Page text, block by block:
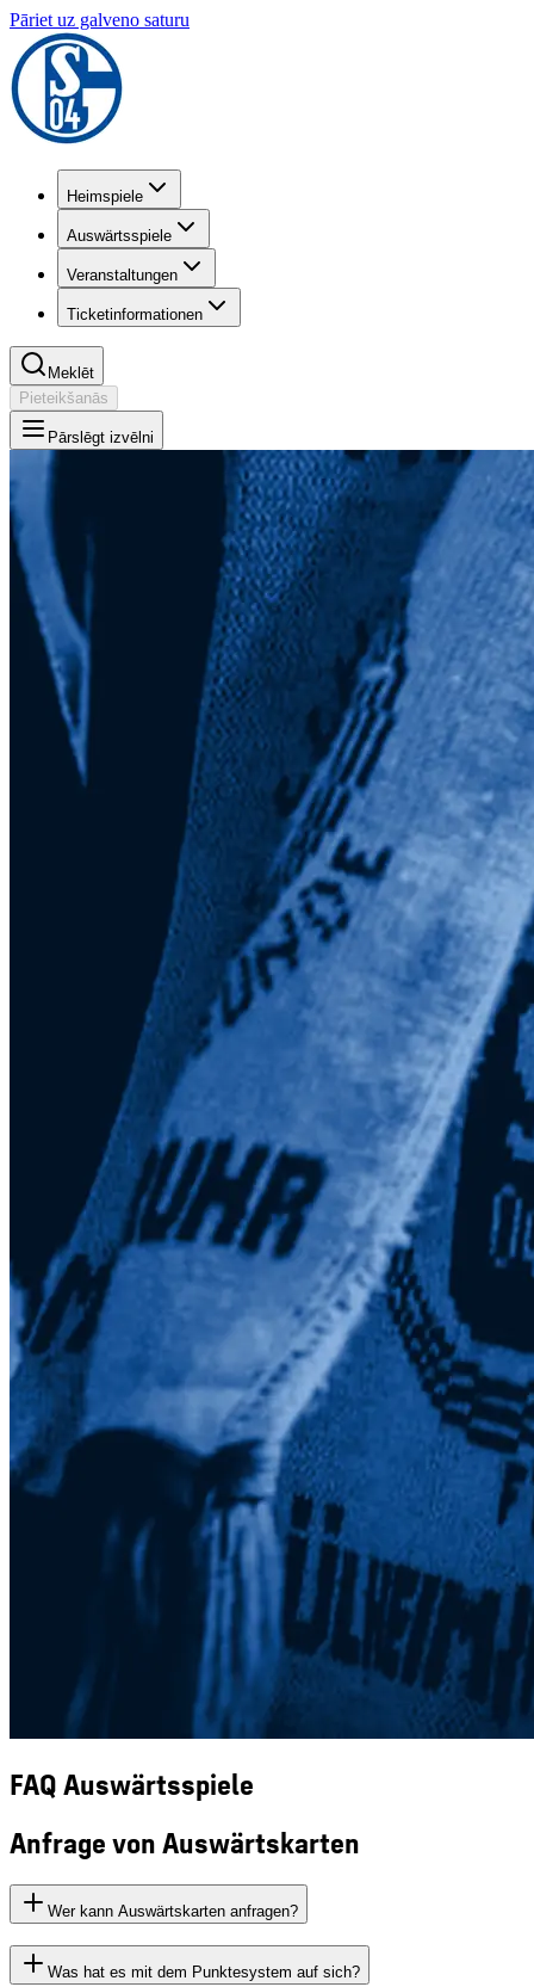
Pāriet uz galveno saturu
Heimspiele
Auswärtsspiele
Veranstaltungen
Ticketinformationen
Meklēt
Pieteikšanās
Pārslēgt izvēlni
FAQ Auswärtsspiele
Anfrage von Auswärtskarten
Wer kann Auswärtskarten anfragen?
Was hat es mit dem Punktesystem auf sich?